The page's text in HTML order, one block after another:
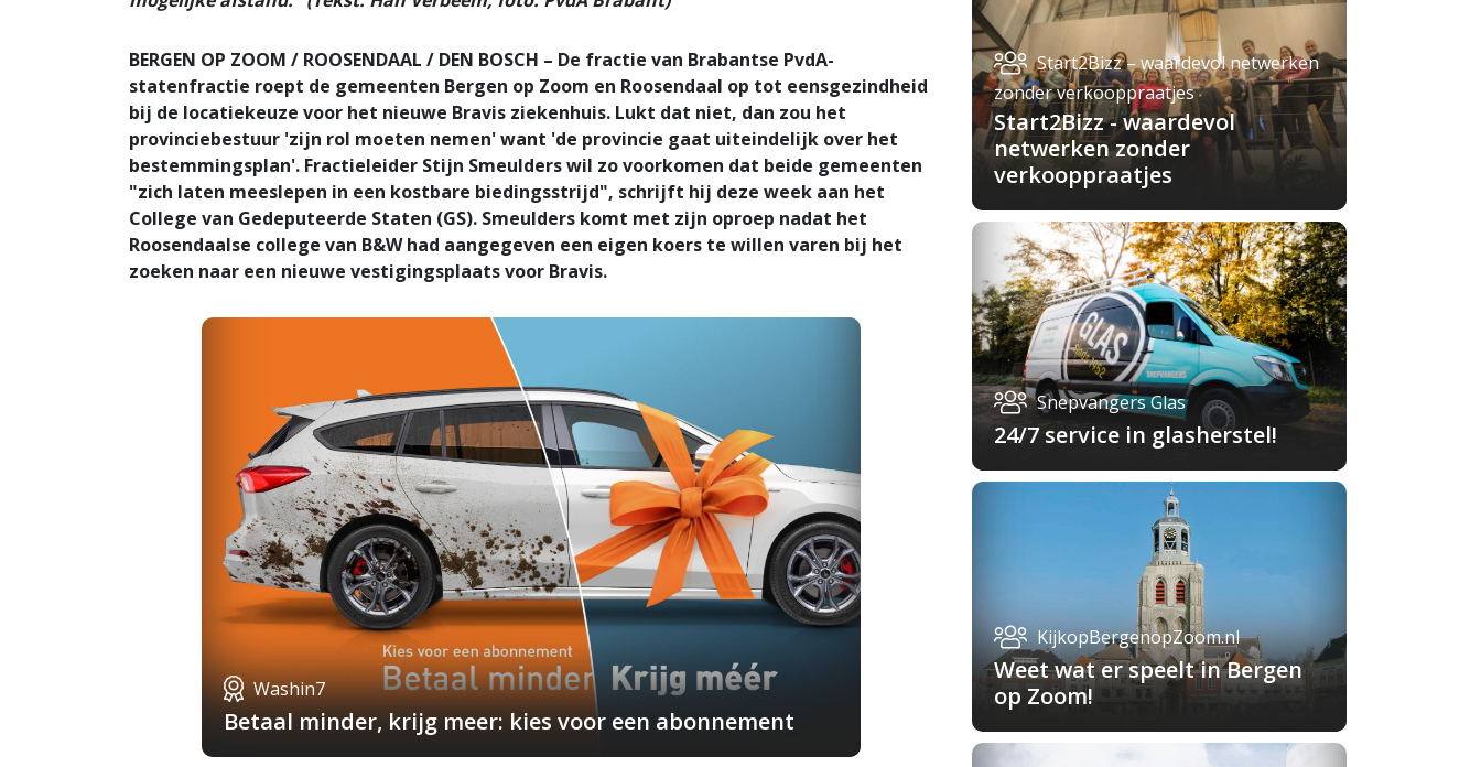
BERGEN OP ZOOM / ROOSENDAAL / DEN BOSCH – De fractie van Brabantse PvdA-
statenfractie roept de gemeenten Bergen op Zoom en Roosendaal op tot eensgezindheid
bij de locatiekeuze voor het nieuwe Bravis ziekenhuis. Lukt dat niet, dan zou het
provinciebestuur 'zijn rol moeten nemen' want 'de provincie gaat uiteindelijk over het
bestemmingsplan'. Fractieleider Stijn Smeulders wil zo voorkomen dat beide gemeenten
"zich laten meeslepen in een kostbare biedingsstrijd", schrijft hij deze week aan het
College van Gedeputeerde Staten (GS). Smeulders komt met zijn oproep nadat het
Roosendaalse college van B&W had aangegeven een eigen koers te willen varen bij het
zoeken naar een nieuwe vestigingsplaats voor Bravis.
Washin7
Betaal minder, krijg meer: kies voor een abonnement
Start2Bizz – waardevol netwerken
zonder verkooppraatjes
Start2Bizz - waardevol
netwerken zonder
verkooppraatjes
Snepvangers Glas
24/7 service in glasherstel!
KijkopBergenopZoom.nl
Weet wat er speelt in Bergen
op Zoom!